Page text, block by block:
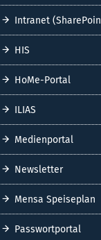
Intranet
HIS
HoMe-Portal
ILIAS
Medienportal
Newsletter
Mensa Speiseplan
Passwortportal